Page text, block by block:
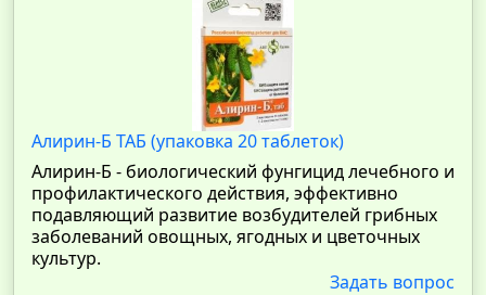
Алирин-Б ТАБ (упаковка 20 таблеток)
Алирин-Б - биологический фунгицид лечебного и
профилактического действия, эффективно
подавляющий развитие возбудителей грибных
заболеваний овощных, ягодных и цветочных
культур.
Задать вопрос